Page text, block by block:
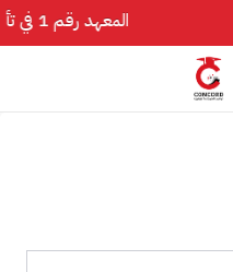
المعهد رقم 1 في تأسيس اللغة الإنجليزية